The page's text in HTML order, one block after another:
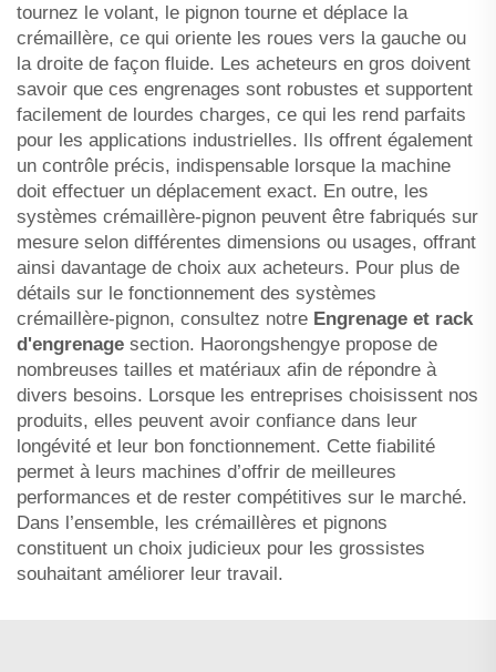
tournez le volant, le pignon tourne et déplace la
crémaillère, ce qui oriente les roues vers la gauche ou
la droite de façon fluide. Les acheteurs en gros doivent
savoir que ces engrenages sont robustes et supportent
facilement de lourdes charges, ce qui les rend parfaits
pour les applications industrielles. Ils offrent également
un contrôle précis, indispensable lorsque la machine
doit effectuer un déplacement exact. En outre, les
systèmes crémaillère-pignon peuvent être fabriqués sur
mesure selon différentes dimensions ou usages, offrant
ainsi davantage de choix aux acheteurs. Pour plus de
détails sur le fonctionnement des systèmes
crémaillère-pignon, consultez notre Engrenage et rack
d'engrenage section. Haorongshengye propose de
nombreuses tailles et matériaux afin de répondre à
divers besoins. Lorsque les entreprises choisissent nos
produits, elles peuvent avoir confiance dans leur
longévité et leur bon fonctionnement. Cette fiabilité
permet à leurs machines d’offrir de meilleures
performances et de rester compétitives sur le marché.
Dans l’ensemble, les crémaillères et pignons
constituent un choix judicieux pour les grossistes
souhaitant améliorer leur travail.